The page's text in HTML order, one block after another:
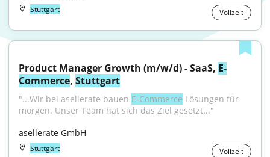
Stuttgart Vollzeit
Product Manager Growth (m/w/d) - SaaS, E-
Commerce, Stuttgart
"...Wir bei asellerate bauen E-Commerce Lösungen für
morgen. Unser Team hat sich das Ziel gesetzt..."
asellerate GmbH
Stuttgart Vollzeit